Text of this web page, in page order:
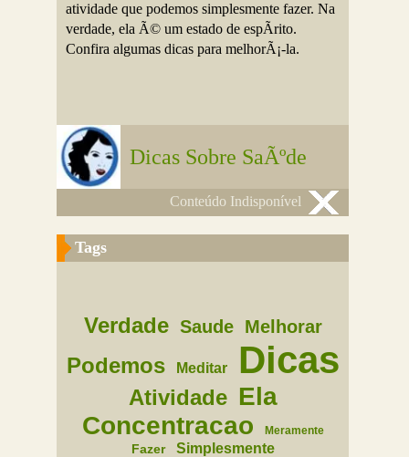
atividade que podemos simplesmente fazer. Na
verdade, ela Ã© um estado de espÃ­rito.
Confira algumas dicas para melhorÃ¡-la.
Dicas Sobre SaÃºde
Conteúdo Indisponível
Tags
Verdade Saude Melhorar
Podemos Meditar Dicas
Atividade Ela
Concentracao
Meramente
Fazer Simplesmente